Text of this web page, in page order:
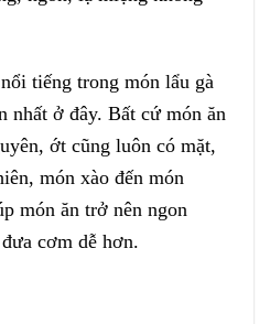
tiếng trong món lẩu gà
nhất ở đây. Bất cứ món ăn
ớt cũng luôn có mặt,
món xào đến món
món ăn trở nên ngon
cơm dễ hơn.